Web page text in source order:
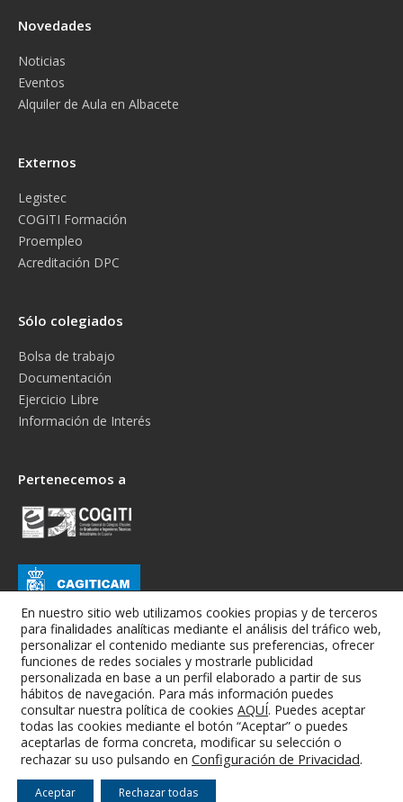
Novedades
Noticias
Eventos
Alquiler de Aula en Albacete
Externos
Legistec
COGITI Formación
Proempleo
Acreditación DPC
Sólo colegiados
Bolsa de trabajo
Documentación
Ejercicio Libre
Información de Interés
Pertenecemos a
Colegio Oficial de Graduados e Ingenieros Técnicos Industriales de
Albacete
En nuestro sitio web utilizamos cookies propias y de terceros
para finalidades analíticas mediante el análisis del tráfico web,
personalizar el contenido mediante sus preferencias, ofrecer
funciones de redes sociales y mostrarle publicidad
personalizada en base a un perfil elaborado a partir de sus
hábitos de navegación. Para más información puedes
consultar nuestra política de cookies AQUÍ. Puedes aceptar
todas las cookies mediante el botón “Aceptar” o puedes
aceptarlas de forma concreta, modificar su selección o
rechazar su uso pulsando en Configuración de Privacidad.
Aceptar Rechazar todas